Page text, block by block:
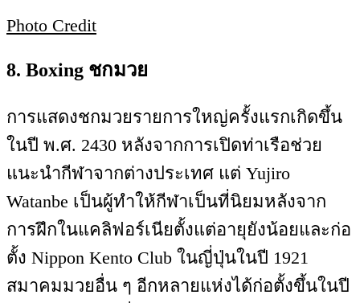
Photo Credit
8. Boxing ชกมวย
การแสดงชกมวยรายการใหญ่ครั้งแรกเกิดขึ้น
ในปี พ.ศ. 2430 หลังจากการเปิดท่าเรือช่วย
แนะนำกีฬาจากต่างประเทศ แต่ Yujiro
Watanbe เป็นผู้ทำให้กีฬาเป็นที่นิยมหลังจาก
การฝึกในแคลิฟอร์เนียตั้งแต่อายุยังน้อยและก่อ
ตั้ง Nippon Kento Club ในญี่ปุ่นในปี 1921
สมาคมมวยอื่น ๆ อีกหลายแห่งได้ก่อตั้งขึ้นในปี